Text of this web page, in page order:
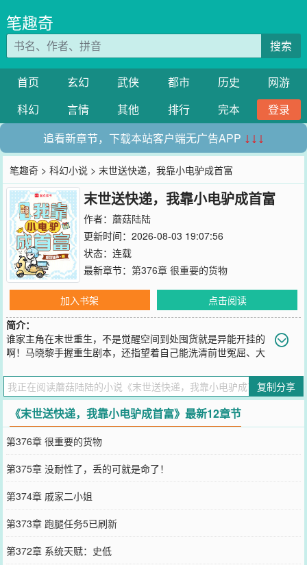
笔趣奇
搜索
首页 玄幻 武侠 都市 历史
网游
科幻
言情 其他 排行 完本
登录
追看新章节，下载本站客户端无广告APP ↓↓↓
笔趣奇 >科幻小说 > 末世送快递，我靠小电驴成首富
末世送快递，我靠小电驴成首富
作者： 蘑菇陆陆
更新时间：2026-08-03 19:07:56
状态：连载
最新章节： 第376章 很重要的货物
加入书架
点击阅读
简介：
谁家主角在末世重生，不是觉醒空间到处囤货就是异能开挂的
啊！马晓黎手握重生剧本，还指望着自己能洗清前世冤屈、大
统简直就是刻在她的DNA里的！她的空间系异能居然不足1平方米，两
箱泡面都塞不下！辛辛苦苦做跑腿任务拿到了异能盲盒，手黑起来就
踏马离谱——用上了唯一的锦鲤道具，她拿下了一个团宠异能，但这
异能踏马的对人类无效！系统：【世间万物，福祸相依，升级本就是
场开盲盒的缘法——哪有什么定数可言？】于是，马晓黎的小电驴升
级了。看到小电驴升级后的数据面板，马晓黎：？？？谁能告诉她，
为什么升级后的小电驴如此那般的……抽象？！于是，马晓黎目光飘
呀飘，飘向了游荡的丧尸。丧尸：？？？*本文食用提醒：1、请先放
下脑子；2、小马不是大女主，略抽象略反骨；3、小马不只一种异
能，问就是同样手黑的脑残作者给她开挂了最后，记住我们的口
号！！末日快递，丧尸跑腿——闯尸群、跨废墟、不咬人，啥单都敢
接！
您要是觉得《
末世送快递，我靠小电驴成首富
记向您QQ群和微博微信里的朋友推荐哦！
复制分享
《末世送快递，我靠小电驴成首富》最新12章节
第376章 很重要的货物
第375章 没耐性了，丢的可就是命了！
第374章 戚家二小姐
第373章 跑腿任务5已刷新
第372章 系统天赋：史低